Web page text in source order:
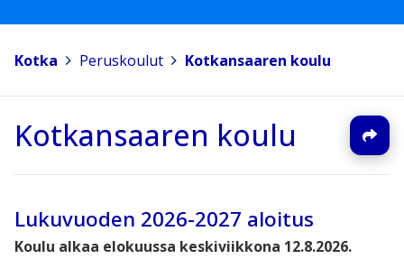
Kotka Peruskoulut Kotkansaaren koulu
Kotkansaaren koulu
Lukuvuoden 2026-2027 aloitus
Koulu alkaa elokuussa keskiviikkona 12.8.2026.